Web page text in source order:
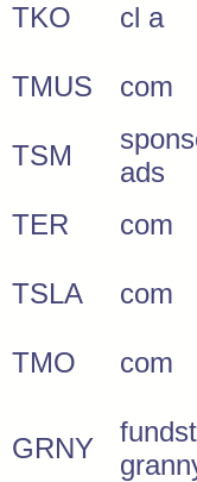
TKO
cl a
TMUS
com
TSM
ads
TER com
TSLA
com
TMO com
GRNY